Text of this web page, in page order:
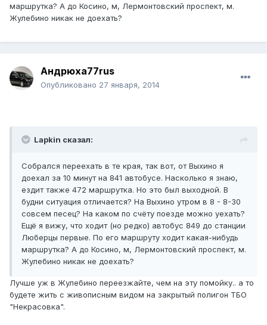
маршрутка? А до Косино, м, Лермонтовский проспект, м.
Жулебино никак не доехать?
Андрюха77rus
Опубликовано 27 января, 2014
Lapkin сказал:
Собрался переехать в те края, так вот, от Выхино я
доехал за 10 минут на 841 автобусе. Насколько я знаю,
ездит также 472 маршрутка. Но это был выходной. В
будни ситуация отличается? На Выхино утром в 8 - 8-30
совсем песец? На каком по счёту поезде можно уехать?
Ещё я вижу, что ходит (но редко) автобус 849 до станции
Люберцы первые. По его маршруту ходит какая-нибудь
маршрутка? А до Косино, м, Лермонтовский проспект, м.
Жулебино никак не доехать?
Лучше уж в Жулебино переезжайте, чем на эту помойку.. а то
будете жить с живописным видом на закрытый полигон ТБО
"Некрасовка".